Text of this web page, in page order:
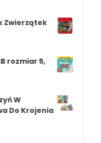
Zwierzątek
rozmiar 5,
W
Do Krojenia